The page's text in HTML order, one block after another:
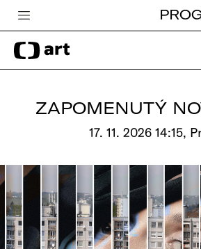
Česká televize
Zpravodajství
Pro děti
edu
Vše o ČT
ZAPOMENUTÝ
17. 11. 2026 14:15,